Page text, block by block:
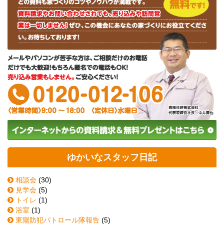
ゆかいなスタッフ日記
相談会 (30)
見学会 (5)
トイレ (1)
浴室 (1)
東陽防犯パトロール隊報告 (5)